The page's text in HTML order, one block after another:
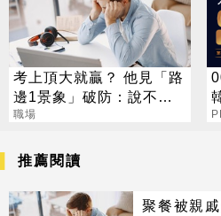
考上頂大就贏？ 他見「路
邊1景象」破防：說不清
的挫敗感
職場
推薦閱讀
聚餐被親